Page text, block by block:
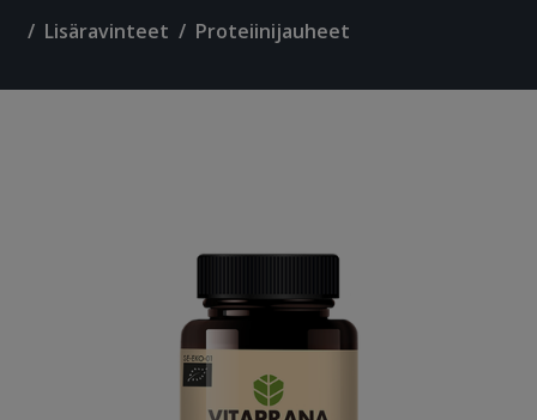
Lisäravinteet Proteiinijauheet